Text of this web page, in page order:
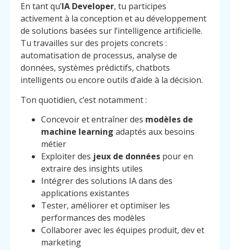
En tant qu’IA Developer, tu participes
activement à la conception et au développement
de solutions basées sur l’intelligence artificielle.
Tu travailles sur des projets concrets :
automatisation de processus, analyse de
données, systèmes prédictifs, chatbots
intelligents ou encore outils d’aide à la décision.
Ton quotidien, c’est notamment :
Concevoir et entraîner des modèles de
machine learning adaptés aux besoins
métier
Exploiter des jeux de données pour en
extraire des insights utiles
Intégrer des solutions IA dans des
applications existantes
Tester, améliorer et optimiser les
performances des modèles
Collaborer avec les équipes produit, dev et
marketing